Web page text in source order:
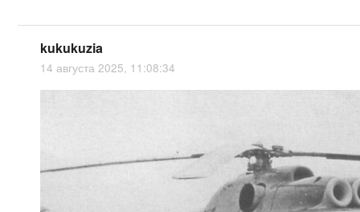
kukukuzia
14 августа 2025, 11:08:34